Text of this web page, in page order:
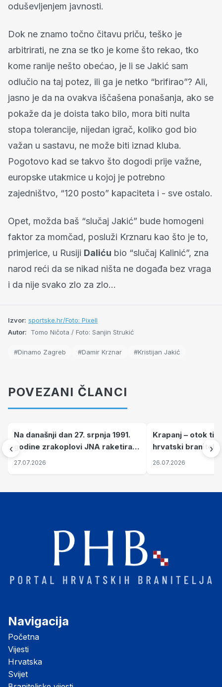
oduševljenjem javnosti.
Dok ne znamo točno čitavu priču, teško je
arbitrirati, ne zna se tko je kome što rekao, tko
kome ranije nešto obećao, je li se Jakić sam
odlučio na taj potez, ili ga je netko “brifirao”? Ali,
jasno je da na ovakva iščašena ponašanja, ako se
pokaže da je doista tako bilo, mora biti nulta
stopa tolerancije, nijedan igrač, koliko god bio
važan u sastavu, ne može biti iznad kluba.
Pogotovo kad se takvo što dogodi prije važne,
europske utakmice u kojoj je potrebno
zajedništvo, “120 posto” kapaciteta i - sve ostalo.
Opet, možda baš “slučaj Jakić” bude homogeni
faktor za momčad, posluži Krznaru kao što je to,
primjerice, u Rusiji Daliću bio “slučaj Kalinić”, zna
narod reći da se nikad ništa ne događa bez vraga
i da nije svako zlo za zlo...
Izvor: sportske.hr/Foto: Pixell
Autor:
Tomo Ničota / Foto: Sanjin Strukić
#Dinamo Zagreb #Damir Krznar #Kristijan Jakić
POVEZANI ČLANCI
‹
Na današnji dan 27. srpnja 1991.
godine zrakoplovi JNA raketirali
su vojarnu i obučni centar "Nikola
27.07.2026
Krapanj – otok
hrvatski branitelji
pronalaze mir
26.07.2026
›
Navigacija
Početna
Vijesti
Hrvatska
Svijet